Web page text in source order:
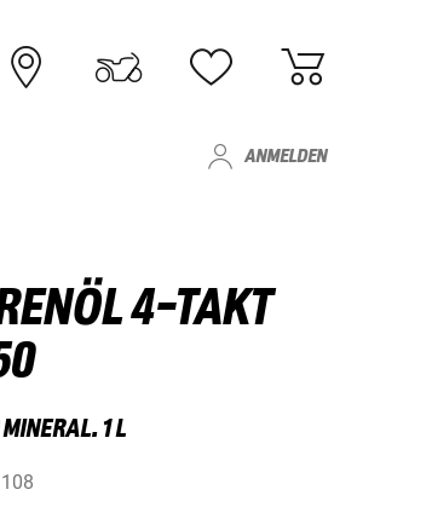
ANMELDEN
4-TAKT
1 L